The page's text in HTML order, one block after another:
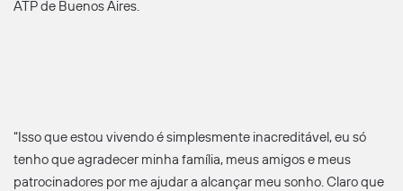
ATP de Buenos Aires.
“Isso que estou vivendo é simplesmente inacreditável, eu só
tenho que agradecer minha família, meus amigos e meus
patrocinadores por me ajudar a alcançar meu sonho. Claro que